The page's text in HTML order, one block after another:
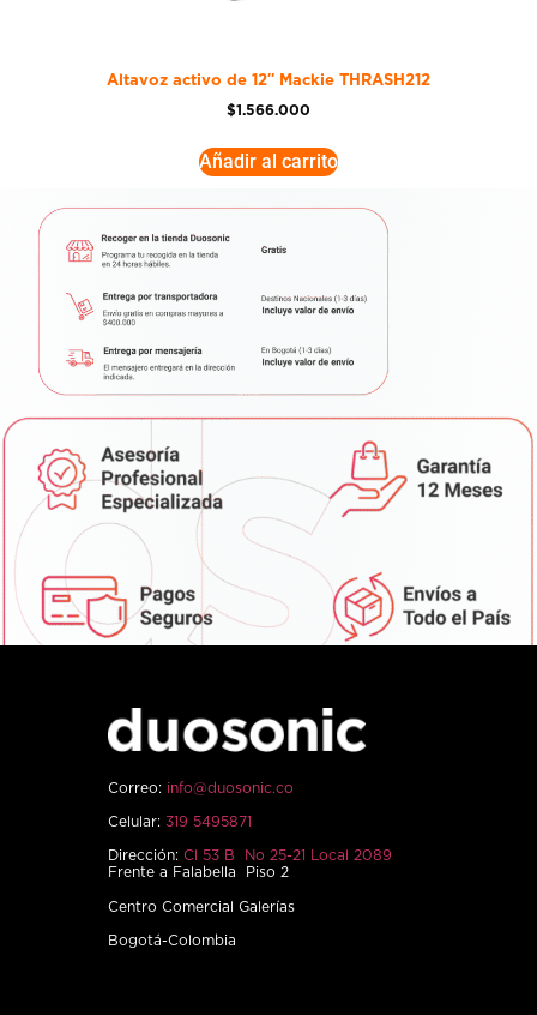
Altavoz activo de 12″ Mackie THRASH212
$1.566.000
Añadir al carrito
Correo: info@duosonic.co
Celular: 319 5495871
Dirección: Cl 53 B No 25-21 Local 2089
Frente a Falabella Piso 2
Centro Comercial Galerías
Bogotá-Colombia